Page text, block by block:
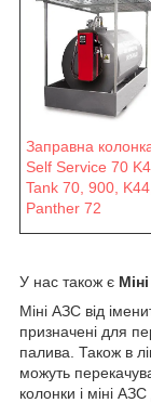
Заправна
Self Service 70
Tank 70, 900, K44,
Panther 72
У нас також є
Міні АЗС від
призначені для
палива. Також в
можуть
колонки і міні